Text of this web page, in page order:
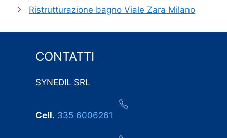
Ristrutturazione bagno Viale Zara Milano
CONTATTI
SYNEDIL SRL
Cell. 335 6006261